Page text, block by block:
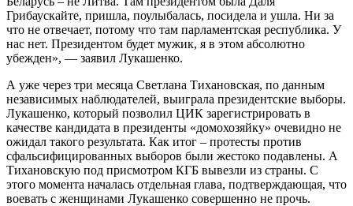
Грибаускайте, пришла, поулыбалась, посидела и ушла. Ни за
что не отвечает, потому что там парламентская республика. У
нас нет. Президентом будет мужик, я в этом абсолютно
убежден», — заявил Лукашенко.
А уже через три месяца Светлана Тихановская, по данным
независимых наблюдателей, выиграла президентские выборы.
Лукашенко, который позволил ЦИК зарегистрировать в
качестве кандидата в президенты «домохозяйку» очевидно не
ожидал такого результата. Как итог – протесты против
сфальсифицированных выборов были жестоко подавлены. А
Тихановскую под присмотром КГБ вывезли из страны. С
этого момента началась отдельная глава, подтверждающая, что
воевать с женщинами Лукашенко совершенно не прочь.